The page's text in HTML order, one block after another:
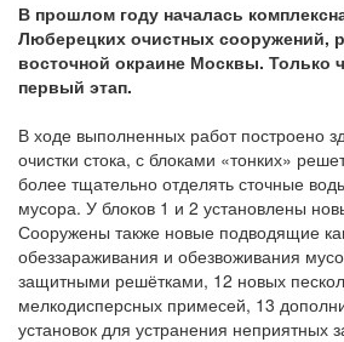
В прошлом году началась
Люберецких очистных сооружений,
восточной окраине Москвы. Только
первый этап.
В ходе выполненных работ построено
очистки стока, с блоками «тонких»
более тщательно отделять сточные
мусора. У блоков 1 и 2 установлены
Сооружены также новые подводящие
обеззараживания и обезвоживания
защитными решётками, 12 новых
мелкодисперсных примесей, 13
установок для устранения неприятных